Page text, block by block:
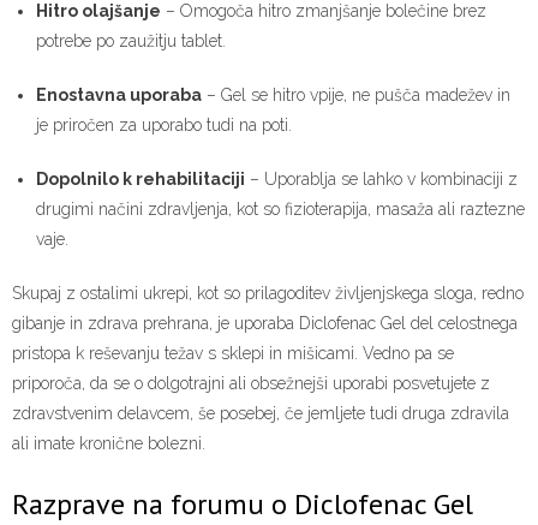
Hitro olajšanje – Omogoča hitro zmanjšanje bolečine brez
potrebe po zaužitju tablet.
Enostavna uporaba – Gel se hitro vpije, ne pušča madežev in
je priročen za uporabo tudi na poti.
Dopolnilo k rehabilitaciji – Uporablja se lahko v kombinaciji z
drugimi načini zdravljenja, kot so fizioterapija, masaža ali raztezne
vaje.
Skupaj z ostalimi ukrepi, kot so prilagoditev življenjskega sloga, redno
gibanje in zdrava prehrana, je uporaba Diclofenac Gel del celostnega
pristopa k reševanju težav s sklepi in mišicami. Vedno pa se
priporoča, da se o dolgotrajni ali obsežnejši uporabi posvetujete z
zdravstvenim delavcem, še posebej, če jemljete tudi druga zdravila
ali imate kronične bolezni.
Razprave na forumu o Diclofenac Gel